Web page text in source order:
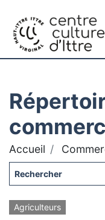
Accueil
Agriculteurs